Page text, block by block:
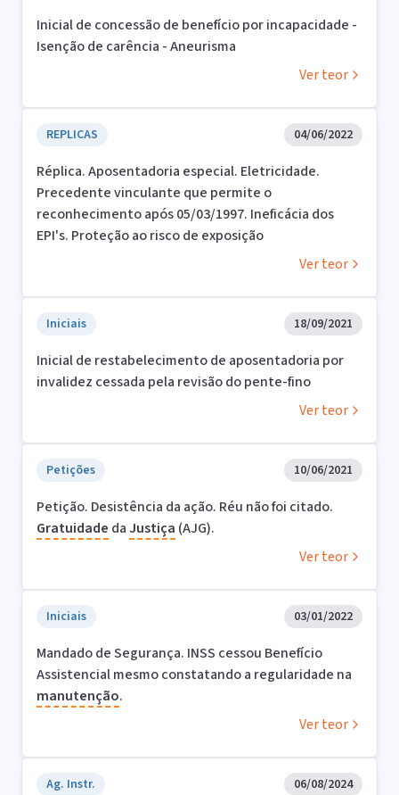
Inicial de concessão de benefício por incapacidade -
Isenção de carência - Aneurisma
Ver teor
REPLICAS 04/06/2022
Réplica. Aposentadoria especial. Eletricidade.
Precedente vinculante que permite o
reconhecimento após 05/03/1997. Ineficácia dos
EPI's. Proteção ao risco de exposição
Ver teor
Iniciais 18/09/2021
Inicial de restabelecimento de aposentadoria por
invalidez cessada pela revisão do pente-fino
Ver teor
Petições 10/06/2021
Petição. Desistência da ação. Réu não foi citado.
Gratuidade daJustiça (AJG).
Ver teor
Iniciais 03/01/2022
Mandado de Segurança. INSS cessou Benefício
Assistencial mesmo constatando a regularidade na
manutenção.
Ver teor
Ag. Instr. 06/08/2024